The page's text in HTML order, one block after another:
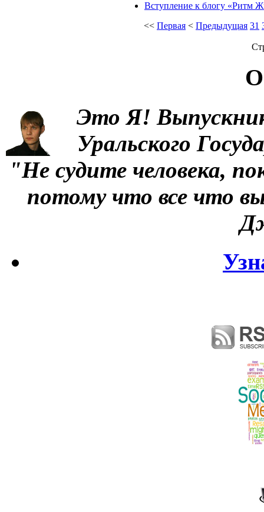
Вступление к блогу «Ритм
<< Первая < Предыдущая 31
Это Я!
Уральского
"Не судите человека,
потому что все что